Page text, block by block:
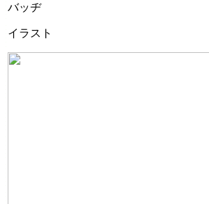
バッヂ
イラスト